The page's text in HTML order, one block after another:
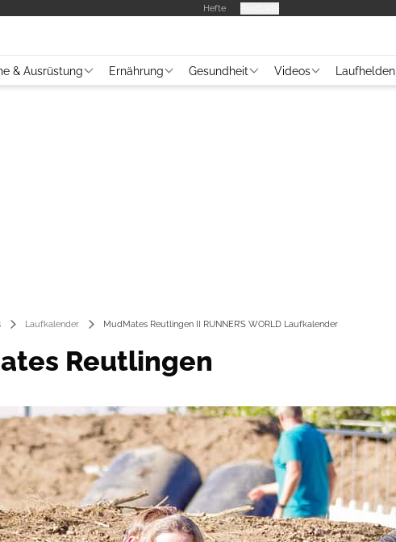
Hefte
& Ausrüstung Ernährung Gesundheit Videos Laufhelden
Laufkalender MudMates Reutlingen II RUNNER’S WORLD Laufkalender
Reutlingen